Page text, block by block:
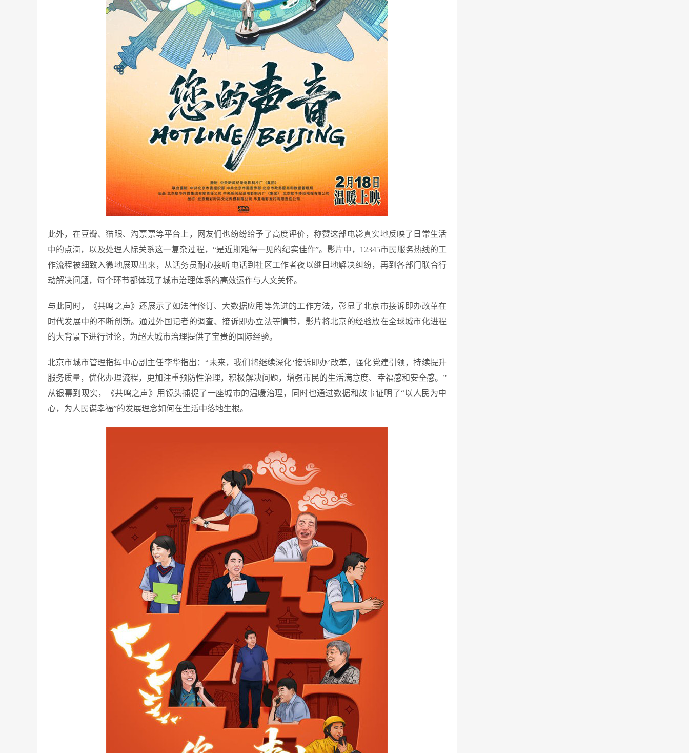
此外，在豆瓣、猫眼、淘票票等平台上，网友们也纷纷给予了高度评价，称赞这部电影真实地反映了日常生活
中的点滴，以及处理人际关系这一复杂过程，“是近期难得一见的纪实佳作”。影片中，12345市民服务热线的工
作流程被细致入微地展现出来，从话务员耐心接听电话到社区工作者夜以继日地解决纠纷，再到各部门联合行
动解决问题，每个环节都体现了城市治理体系的高效运作与人文关怀。
与此同时，《共鸣之声》还展示了如法律修订、大数据应用等先进的工作方法，彰显了北京市接诉即办改革在
时代发展中的不断创新。通过外国记者的调查、接诉即办立法等情节，影片将北京的经验放在全球城市化进程
的大背景下进行讨论，为超大城市治理提供了宝贵的国际经验。
北京市城市管理指挥中心副主任李华指出：“未来，我们将继续深化‘接诉即办’改革，强化党建引领，持续提升
服务质量，优化办理流程，更加注重预防性治理，积极解决问题，增强市民的生活满意度、幸福感和安全感。”
从银幕到现实，《共鸣之声》用镜头捕捉了一座城市的温暖治理，同时也通过数据和故事证明了“以人民为中
心，为人民谋幸福”的发展理念如何在生活中落地生根。